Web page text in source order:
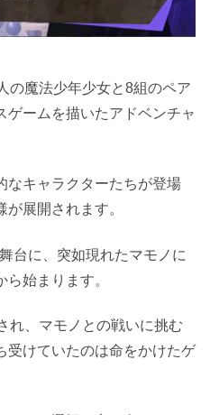
の魔法少年少女と8組のペア
ゲームを描いたアドベンチャ
なキャラクターたちが登場
展開されます。
台に、突如現れたマモノに
始まります。
れ、マモノとの戦いに挑む
受けていたのは命をかけたゲ